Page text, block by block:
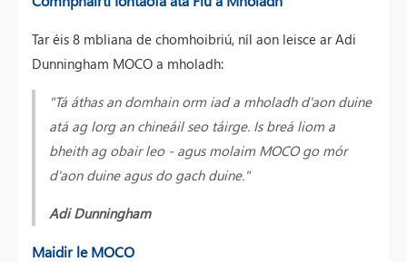
Tar éis 8 mbliana de chomhoibriú, níl aon leisce ar Adi
Dunningham MOCO a mholadh:
"Tá áthas an domhain orm iad a mholadh d'aon duine
atá ag lorg an chineáil seo táirge. Is breá liom a
bheith ag obair leo - agus molaim MOCO go mór
d'aon duine agus do gach duine."
Adi Dunningham
Maidir le MOCO